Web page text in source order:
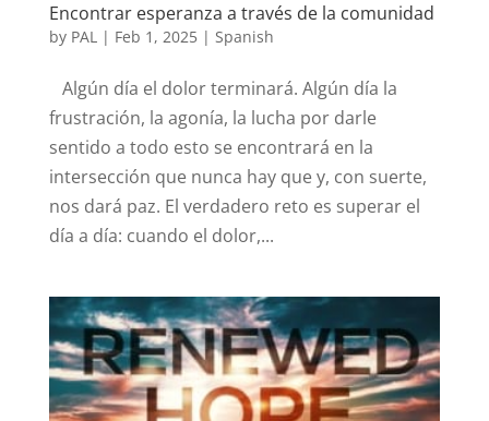
Encontrar esperanza a través de la comunidad
by PAL| Feb 1, 2025| Spanish
​​​ Algún día el dolor terminará. Algún día la
frustración, la agonía, la lucha por darle
sentido a todo esto se encontrará en la
intersección que nunca hay que y, con suerte,
nos dará paz. El verdadero reto es superar el
día a día: cuando el dolor,...